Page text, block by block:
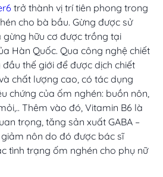
trở thành vị trí tiên phong trong
cho bà bầu. Gừng được sử
hữu cơ được trồng tại
Hàn Quốc. Qua công nghệ chiết
đầu thế giới để được dịch chiết
chất lượng cao, có tác dụng
chứng của ốm nghén: buồn nôn,
Thêm vào đó, Vitamin B6 là
trọng, tăng sản xuất GABA –
nôn do đó được bác sĩ
tình trạng ốm nghén cho phụ nữ